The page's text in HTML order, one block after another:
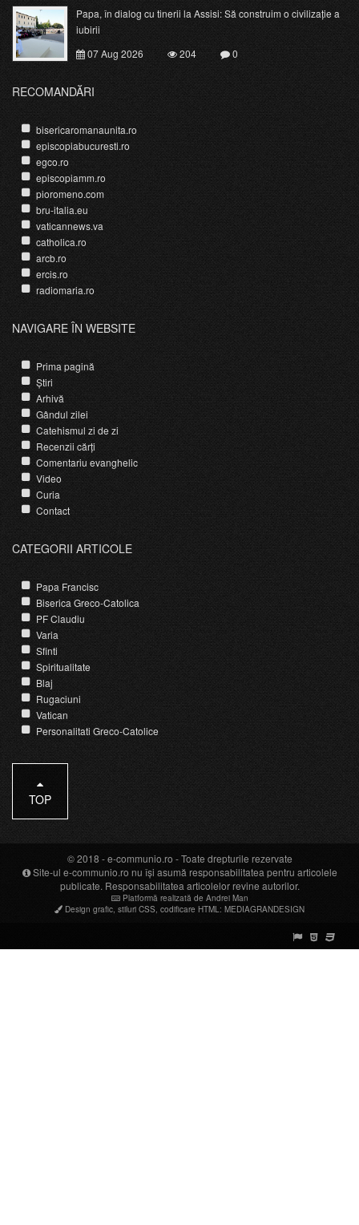
Papa, în dialog cu tinerii la Assisi: Să construim o civilizație a
iubirii
07 Aug 2026
204 0
RECOMANDĂRI
bisericaromanaunita.ro
episcopiabucuresti.ro
egco.ro
episcopiamm.ro
pioromeno.com
bru-italia.eu
vaticannews.va
catholica.ro
arcb.ro
ercis.ro
radiomaria.ro
NAVIGARE ÎN WEBSITE
Prima pagină
Știri
Arhivă
Gândul zilei
Catehismul zi de zi
Recenzii cărți
Comentariu evanghelic
Video
Curia
Contact
CATEGORII ARTICOLE
Papa Francisc
Biserica Greco-Catolica
PF Claudiu
Varia
Sfinti
Spiritualitate
Blaj
Rugaciuni
Vatican
Personalitati Greco-Catolice
TOP
© 2018 -e-communio.ro - Toate drepturile rezervate
Site-ul e-communio.ro nu își asumă responsabilitatea pentru articolele
publicate. Responsabilitatea articolelor revine autorilor.
Platformă realizată de Andrei Man
Design grafic, stiluri CSS, codificare HTML: MEDIAGRANDESIGN